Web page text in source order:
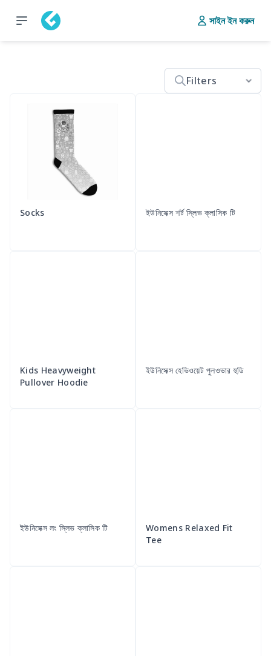
সাইন ইন করুন
Filters
Socks ইউনিসেক্স শর্ট স্লিভ ক্লাসিক টি
Kids Heavyweight
Pullover Hoodie
ইউনিসেক্স হেভিওয়েট পুলওভার হুডি
ইউনিসেক্স লং স্লিভ ক্লাসিক টি
Womens Relaxed Fit
Tee